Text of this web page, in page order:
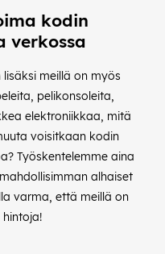
kodin
verkossa
meillä on myös
pelikonsoleita,
elektroniikkaa, mitä
voisitkaan kodin
Työskentelemme aina
alhaiset
varma, että meillä on